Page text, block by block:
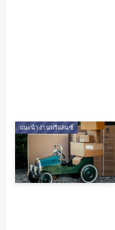
แนะนำงานฟรีแลนซ์